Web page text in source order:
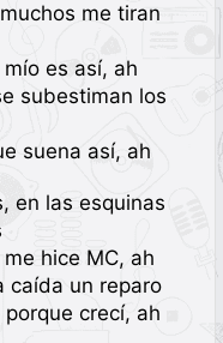
me tiran
es así, ah
subestiman los
suena así, ah
en las esquinas
hice MC, ah
caída un reparo
crecí, ah